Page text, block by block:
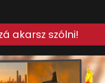
akarsz szólni!